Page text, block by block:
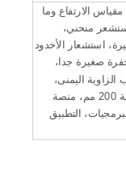
الارتفاع وما
منحني،
استشعار الأخدود
صغيرة جدا،
اليمنى،
طابعة صغيرة، منصة 200 مم، منصة
ملم، البرمجيات، التطبيق